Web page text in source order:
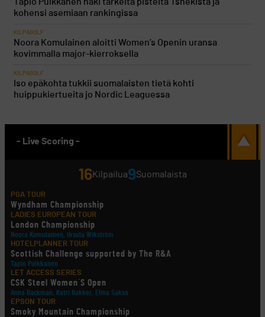
kohensi asemiaan rankingissa
KILPAGOLF
Noora Komulainen aloitti Women’s Openin uransa
kovimmalla major-kierroksella
KILPAGOLF
Iso epäkohta tukkii suomalaisten tietä kohti
huippukiertueita jo Nordic Leaguessa
- Live Scoring -
16Kilpailua9Suomalaista
PGA TOUR
Wyndham Championship
LADIES EUROPEAN TOUR
London Championship
Noora Komulainen, Ursula Wikström
HOTELPLANNER TOUR
Scottish Challenge supported by The R&A
Tapio Pulkkanen
LET ACCESS SERIES
CSK Steel Women´S Open
Anna Backman, Katri Bakker, Elina Saksa
EPSON TOUR
Smoky Mountain Championship